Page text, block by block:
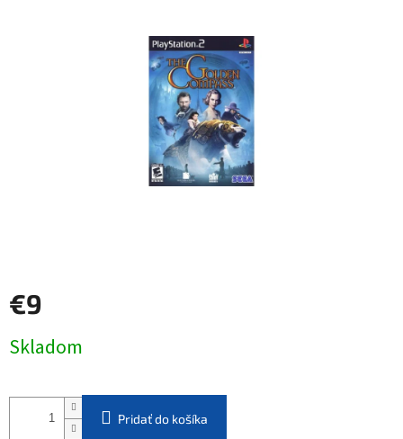
€9
cena:
Skladom
Pridať do košíka